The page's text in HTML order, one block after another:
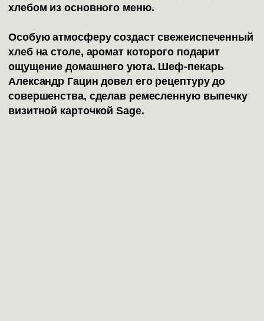
хлебом из основного меню.
Особую атмосферу создаст свежеиспеченный
хлеб на столе, аромат которого подарит
ощущение домашнего уюта. Шеф-пекарь
Александр Гацин довел его рецептуру до
совершенства, сделав ремесленную выпечку
визитной карточкой Sage.